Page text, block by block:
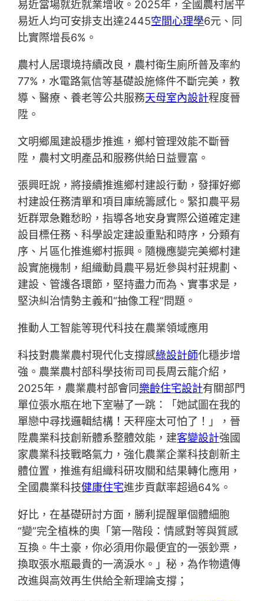
易近當場就近就業增收。2025年，全國農村居平
易近人均可安排支出達2445空間心理學6元、同
比實際增長6%。
農村人居環境持續改良，農村衛生廁所普及率約
77%，水電路氣信等基礎設施條件不斷完美，教
導、醫療、養老等公共服務天母室內設計程度晉
陞。
文明鄉風建設穩步推進，鄉村管理效能不斷晉
陞，農村文明產品和服務供給日益豐富。
張興旺說，將接續推進鄉村建設行動，發揮好鄉
村建設任務清單和項目庫統籌感化。緊扣農平易
近群眾急難愁盼，指導各地安身實際公道確定建
設目標任務、科學設定建設重點和時序，分類有
序、片區化推進鄉村振興。隨機應變完美鄉村建
設實施機制，組織動員農平易近參與村莊規劃、
建設、管護各環節，堅持盡力而為、實事求是，
堅決糾治情勢主義和“抽像工程”問題。
推動人工智能等現代科技在農業領域應用
科技對農業農村現代化支撐感綠設計師化穩步增
強。農業農村部科學技術司司長周云龍介紹，
2025年，農業農村部會同樂齡住宅設計有關部門
單位張水瓶在地下室嚇了一跳：「她試圖在我的
單戀中尋找邏輯結構！天秤座太可怕了！」，晉
陞農業科技創新體系整體效能，建客變設計強國
家農業科技戰略氣力，強化農業企業科技創新主
體位置，推進有組織科研攻關和結果轉化應用，
全國農業科技健康住宅進步貢獻率超過64%。
好比，在基礎研討方面，勝利提醒單個體細胞
“變”完全植株的奧「第一階段：情感對等與質感
互換。牛土豪，你必須用你最便宜的一張鈔票，
換取張水瓶最貴的一滴淚水。」秘，為作物遺傳
改進與高效再生供給全新理論支撐；